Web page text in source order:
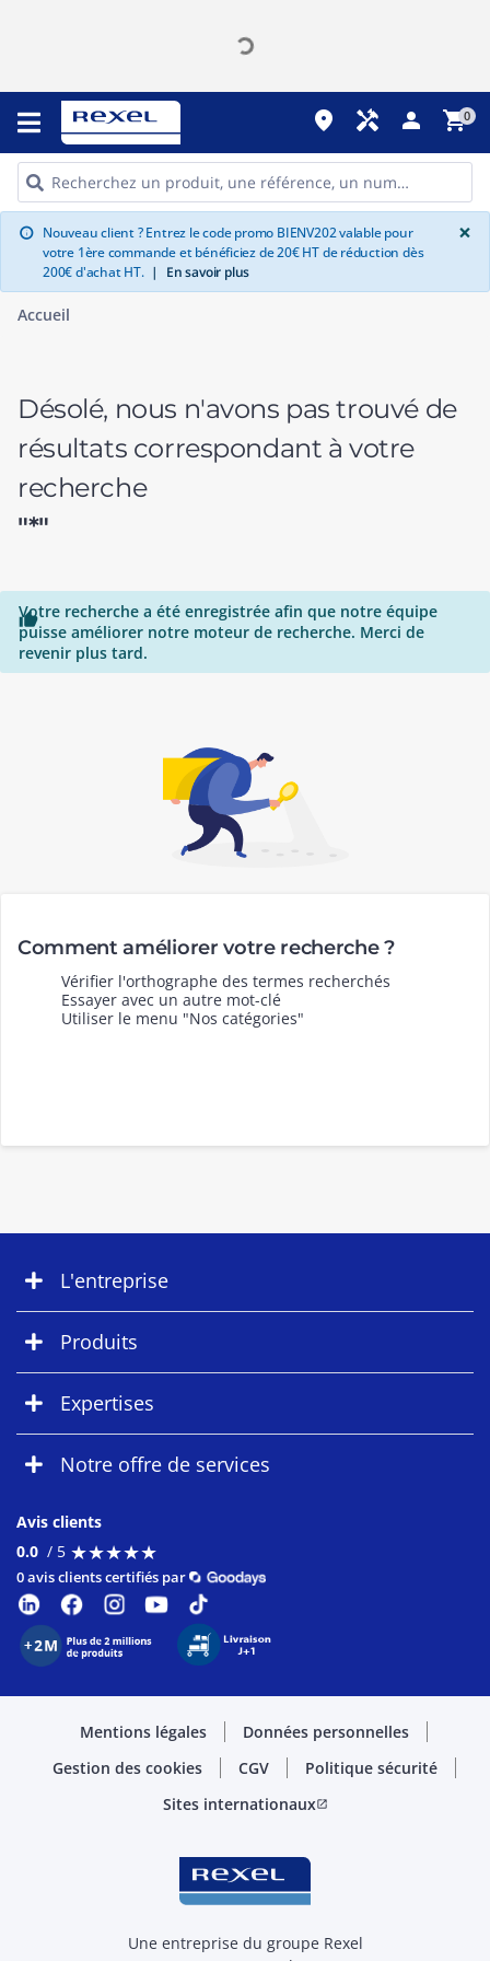
place handyman person shopping_cart0
info Nouveau client ? Entrez le code promo BIENV202 valable pour
votre 1ère commande et bénéficiez de 20€ HT de réduction dès
200€ d'achat HT. | En savoir plus
×
Accueil
Désolé, nous n'avons pas trouvé de
résultats correspondant à votre
recherche
"*"

Votre recherche a été enregistrée afin que notre équipe
puisse améliorer notre moteur de recherche. Merci de
revenir plus tard.
Comment améliorer votre recherche ?
Vérifier l'orthographe des termes recherchés
Essayer avec un autre mot-clé
Utiliser le menu "Nos catégories"
L'entreprise
Produits
Expertises
Notre offre de services
Avis clients
0.0 / 5 ★★★★★
★★★★★
0 avis clients certifiés par
Mentions légales
Données personnelles
Gestion des cookies
CGV
Politique sécurité
Sites internationauxopen_in_new
Une entreprise du groupe Rexel